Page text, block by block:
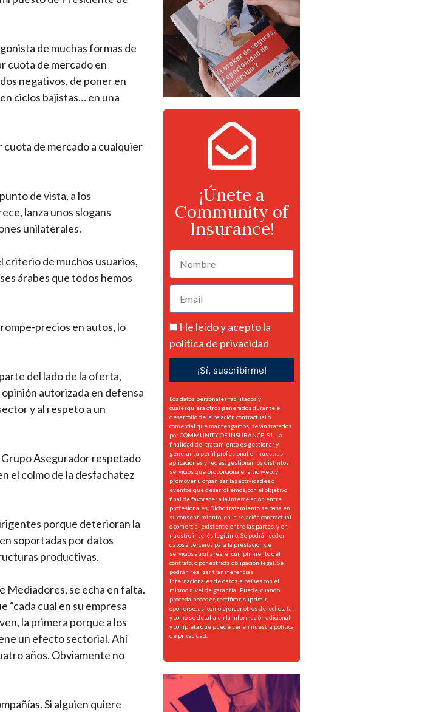
de muchas formas de
cuota de mercado en
negativos, de poner en
ciclos bajistas… en una
cuota de mercado a cualquier
de vista, a los
lanza unos slogans
unilaterales.
criterio de muchos usuarios,
árabes que todos hemos
precios en autos, lo
del lado de la oferta,
autorizada en defensa
y al respeto a un
Asegurador respetado
el colmo de la desfachatez
porque deterioran la
soportadas por datos
productivas.
Mediadores, se echa en falta.
“cada cual en su empresa
la primera porque a los
un efecto sectorial. Ahí
años. Obviamente no
Si alguien quiere
¡Únete a
Community of
Insurance!
He leído y acepto la
política de privacidad
¡Sí, suscribirme!
Los datos personales facilitados y
cualesquiera otros generados durante el
desarrollo de la relación contractual o
comercial que mantengamos, serán tratados
por COMMUNITY OF INSURANCE, S.L. La
finalidad del tratamiento es gestionar y
generar tu perfil profesional en nuestras
aplicaciones y redes, gestionar los distintos
servicios que proporciona el sitio web, y
promover u organizar las actividades o
eventos que desarrollemos, con el objetivo
final de favorecer a la interrelación entre
profesionales. Dicho tratamiento se basa en
su consentimiento, en la relación contractual
o comercial existente entre las partes, y en
nuestro interés legítimo. Se podrán ceder
datos a terceros para la prestación de
servicios auxiliares, el cumplimiento del
contrato, o por estricta obligación legal. Se
podrán realizar transferencias
internacionales de datos, a países con el
mismo nivel de garantía.. Puede, cuando
proceda, acceder, rectificar, suprimir,
oponerse, así como ejercer otros derechos, tal
y como se detalla en la información adicional
y completa que puede ver en nuestra política
de privacidad.